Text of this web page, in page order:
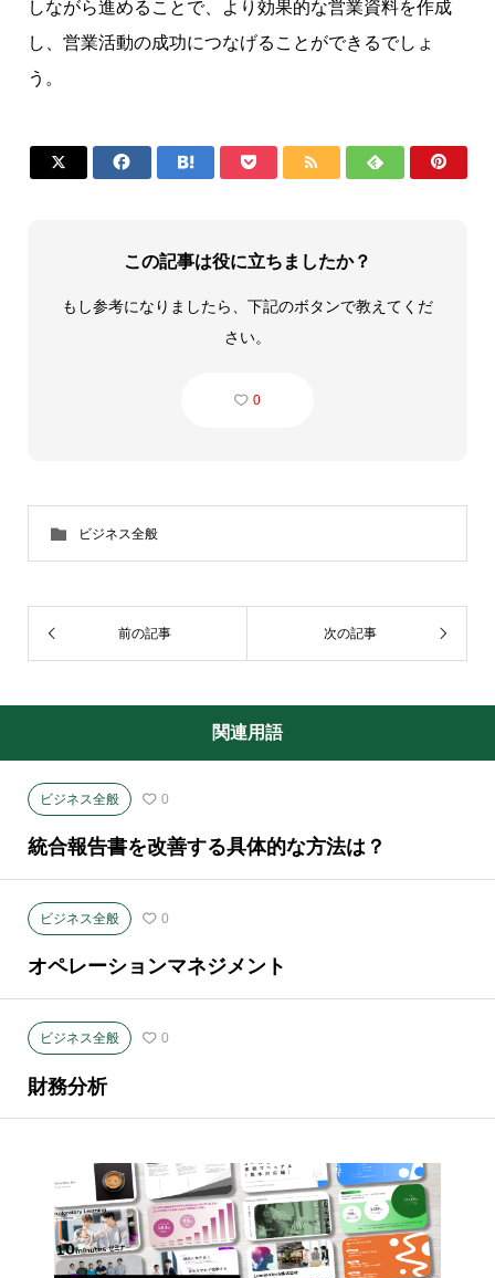
しながら進めることで、より効果的な営業資料を作成
し、営業活動の成功につなげることができるでしょ
う。
      
この記事は役に立ちましたか？
もし参考になりましたら、下記のボタンで教えてくだ
さい。
0
ビジネス全般
前の記事 次の記事
関連用語
ビジネス全般 0
統合報告書を改善する具体的な方法は？
ビジネス全般 0
オペレーションマネジメント
ビジネス全般 0
財務分析